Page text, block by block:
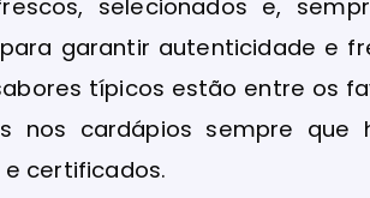
selecionados e,
garantir autenticidade e
típicos estão entre os
nos cardápios sempre que
certificados.